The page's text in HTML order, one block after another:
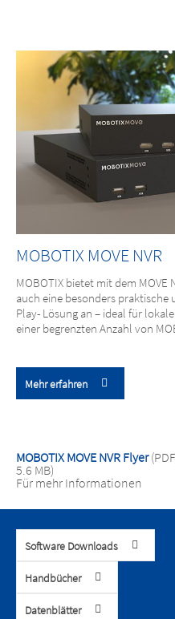
MOBOTIX MOVE NVR
MOBOTIX bietet mit dem MOVE
auch eine besonders praktische
Play- Lösung an – ideal für
einer begrenzten Anzahl von
Mehr erfahren
MOBOTIX MOVE NVR Flyer
5.6 MB)
Für mehr Informationen
Software Downloads
Handbücher
Datenblätter